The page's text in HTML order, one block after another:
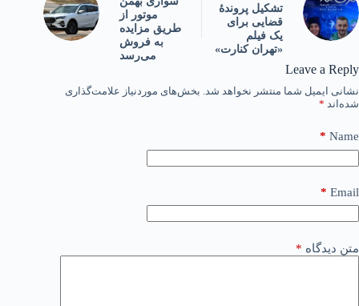
تشکیل پروندۀ
قضایی برای
یک فیلم
«تهران کنارت»
موتور از
طریق مزایده
به فروش
می‌رسد
Leave a Reply
نشانی ایمیل شما منتشر نخواهد شد. بخش‌های موردنیاز علامت‌گذاری
شده‌اند *
Name
*
Email
*
متن دیدگاه *